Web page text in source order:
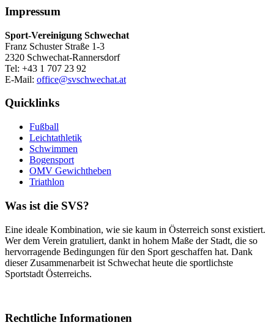
Impressum
Sport-Vereinigung Schwechat
Franz Schuster Straße 1-3
2320 Schwechat-Rannersdorf
Tel: +43 1 707 23 92
E-Mail: office@svschwechat.at
Quicklinks
Fußball
Leichtathletik
Schwimmen
Bogensport
OMV Gewichtheben
Triathlon
Was ist die SVS?
Eine ideale Kombination, wie sie kaum in Österreich sonst existiert.
Wer dem Verein gratuliert, dankt in hohem Maße der Stadt, die so
hervorragende Bedingungen für den Sport geschaffen hat. Dank
dieser Zusammenarbeit ist Schwechat heute die sportlichste
Sportstadt Österreichs.
Rechtliche Informationen